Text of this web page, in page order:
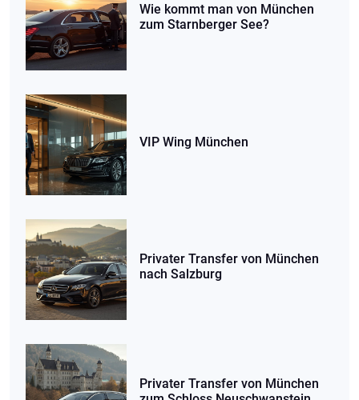
Wie kommt man von München
zum Starnberger See?
VIP Wing München
Privater Transfer von München
nach Salzburg
Privater Transfer von München